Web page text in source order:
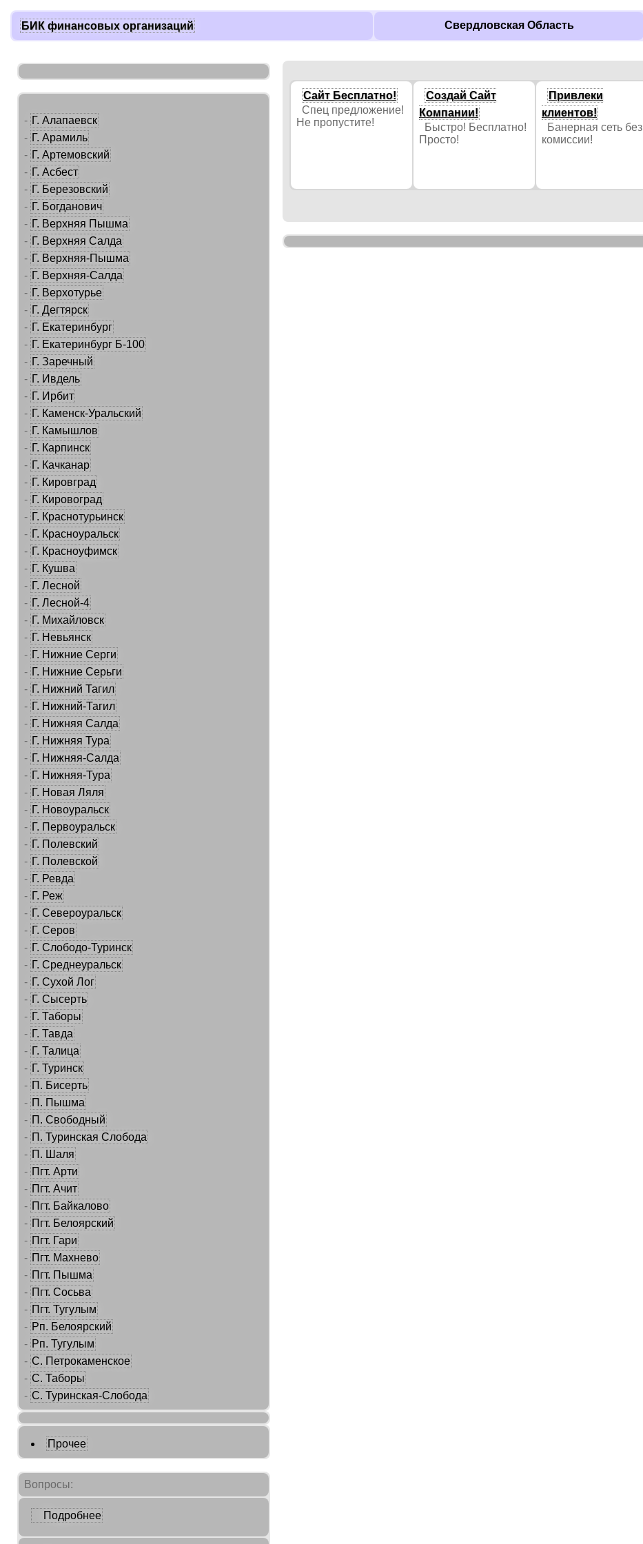
БИК финансовых организаций Свердловская Область
Сайт Бесплатно!
Спец предложение!
Не пропустите!
Создай Сайт
Компании!
Быстро! Бесплатно!
Просто!
Привлеки
клиентов!
Банерная сеть без
комиссии!
- Г. Алапаевск
- Г. Арамиль
- Г. Артемовский
- Г. Асбест
- Г. Березовский
- Г. Богданович
- Г. Верхняя Пышма
- Г. Верхняя Салда
- Г. Верхняя-Пышма
- Г. Верхняя-Салда
- Г. Верхотурье
- Г. Дегтярск
- Г. Екатеринбург
- Г. Екатеринбург Б-100
- Г. Заречный
- Г. Ивдель
- Г. Ирбит
- Г. Каменск-Уральский
- Г. Камышлов
- Г. Карпинск
- Г. Качканар
- Г. Кировград
- Г. Кировоград
- Г. Краснотурьинск
- Г. Красноуральск
- Г. Красноуфимск
- Г. Кушва
- Г. Лесной
- Г. Лесной-4
- Г. Михайловск
- Г. Невьянск
- Г. Нижние Серги
- Г. Нижние Серьги
- Г. Нижний Тагил
- Г. Нижний-Тагил
- Г. Нижняя Салда
- Г. Нижняя Тура
- Г. Нижняя-Салда
- Г. Нижняя-Тура
- Г. Новая Ляля
- Г. Новоуральск
- Г. Первоуральск
- Г. Полевский
- Г. Полевской
- Г. Ревда
- Г. Реж
- Г. Североуральск
- Г. Серов
- Г. Слободо-Туринск
- Г. Среднеуральск
- Г. Сухой Лог
- Г. Сысерть
- Г. Таборы
- Г. Тавда
- Г. Талица
- Г. Туринск
- П. Бисерть
- П. Пышма
- П. Свободный
- П. Туринская Слобода
- П. Шаля
- Пгт. Арти
- Пгт. Ачит
- Пгт. Байкалово
- Пгт. Белоярский
- Пгт. Гари
- Пгт. Махнево
- Пгт. Пышма
- Пгт. Сосьва
- Пгт. Тугулым
- Рп. Белоярский
- Рп. Тугулым
- С. Петрокаменское
- С. Таборы
- С. Туринская-Слобода
Прочее
Вопросы:
Подробнее